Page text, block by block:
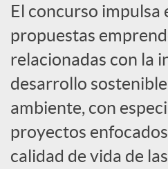
S
o
c
i
El concurso impulsa
propuestas
relacionadas con la
desarrollo
ambiente, con
proyectos
calidad de vida de